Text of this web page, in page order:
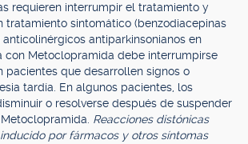
requieren interrumpir el tratamiento y
tratamiento sintomático (benzodiacepinas
antiparkinsonianos en
con Metoclopramida debe interrumpirse
pacientes que desarrollen signos o
tardía. En algunos pacientes, los
o resolverse después de suspender
Reacciones distónicas
por fármacos y otros síntomas